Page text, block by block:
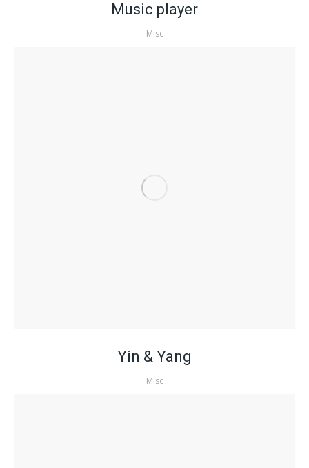
Music player
Misc
Yin & Yang
Misc